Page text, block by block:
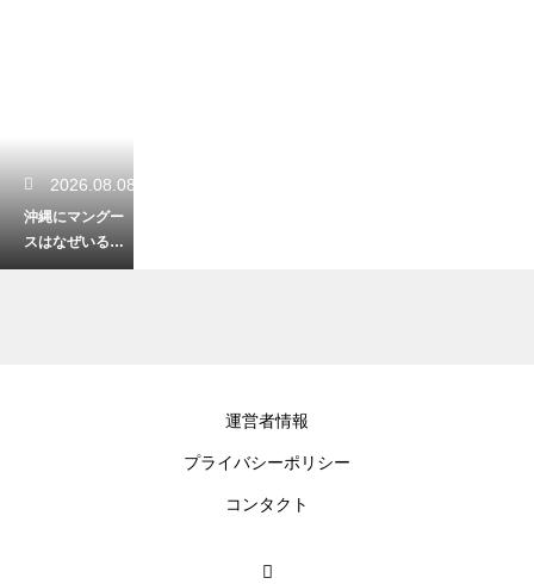
2026.08.08
沖縄にマングー
スはなぜいる？
ハブ退治の目的
運営者情報
プライバシーポリシー
コンタクト